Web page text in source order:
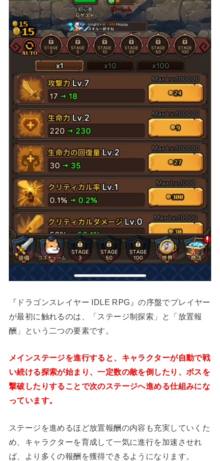
『ドラゴンスレイヤー IDLE RPG』の序盤でプレイヤー
が最初に触れるのは、「ステージ制探索」と「放置報
酬」という二つの要素です。
メインステージを進行すると、キャラクターが自動で戦
い続ける探索が始まり、一定数の敵を倒したり、ボスを
撃破したりすることで次のステージへ進める仕組みにな
っています。
ステージを進めるほど放置報酬の内容も充実していくた
め、キャラクターを育成して一気に進行を加速させれ
ば、より多くの報酬を獲得できるようになります。